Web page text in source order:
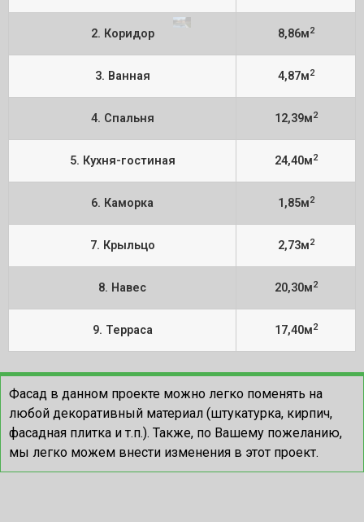
2. Коридор 8,86м2
3. Ванная 4,87м2
4. Спальня 12,39м2
5. Кухня-гостиная 24,40м2
6. Каморка 1,85м2
7. Крыльцо 2,73м2
8. Навес 20,30м2
9. Терраса 17,40м2
Фасад в данном проекте можно легко поменять на
любой декоративный материал (штукатурка, кирпич,
фасадная плитка и т.п.). Также, по Вашему пожеланию,
мы легко можем внести изменения в этот проект.